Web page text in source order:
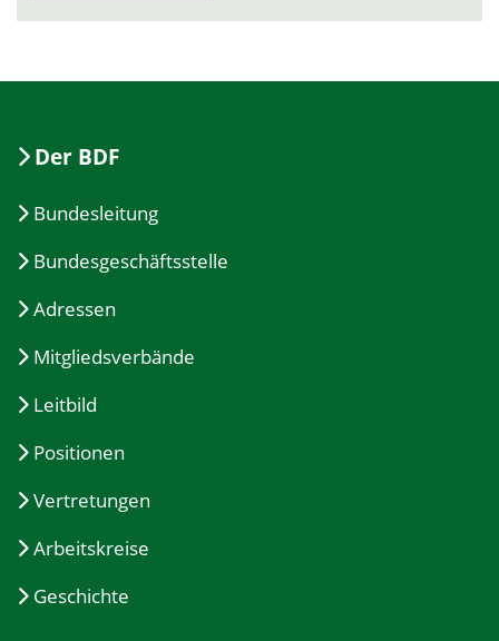
Der BDF
Bundesleitung
Bundesgeschäftsstelle
Adressen
Mitgliedsverbände
Leitbild
Positionen
Vertretungen
Arbeitskreise
Geschichte